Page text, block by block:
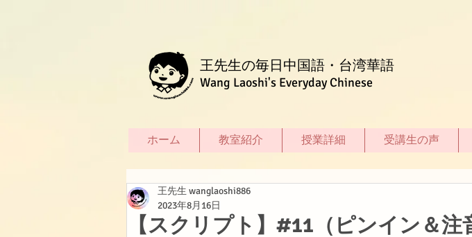
王先生の毎日中国語・台湾華語
Wang Laoshi's Everyday Chinese
ホーム 教室紹介 授業詳細 受講生の声
【スクリプト】#11（ピンイン＆注
王先生 wanglaoshi886
2023年8月16日